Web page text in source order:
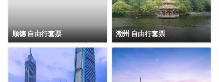
順德 自由行套票 潮州 自由行套票